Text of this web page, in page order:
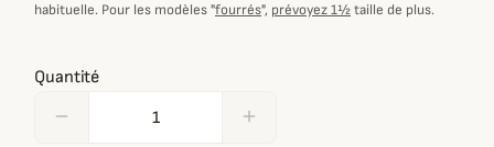
habituelle. Pour les modèles "fourrés", prévoyez 1½taille de plus.
Quantité
remove add